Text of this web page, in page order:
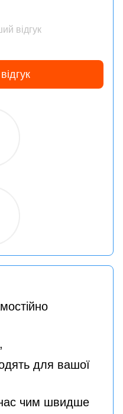
відгук
для вашої
чим швидше